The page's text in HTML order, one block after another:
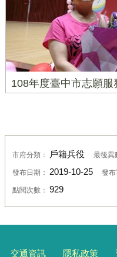
108年度臺中市志願
市府分類： 戶籍兵役 最後異
發布日期： 2019-10-25 發布
點閱次數： 929
交通資訊 隱私政策